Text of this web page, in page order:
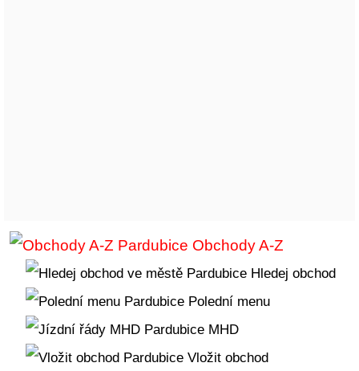
Obchody A-Z
Hledej obchod
Polední menu
MHD
Vložit obchod